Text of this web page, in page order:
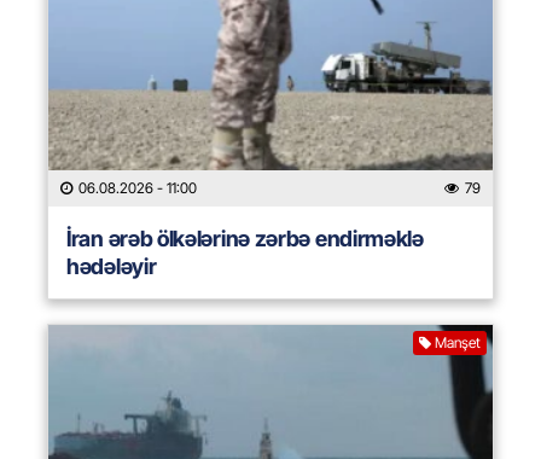
06.08.2026 - 11:00 79
İran ərəb ölkələrinə zərbə endirməklə
hədələyir
Manşet